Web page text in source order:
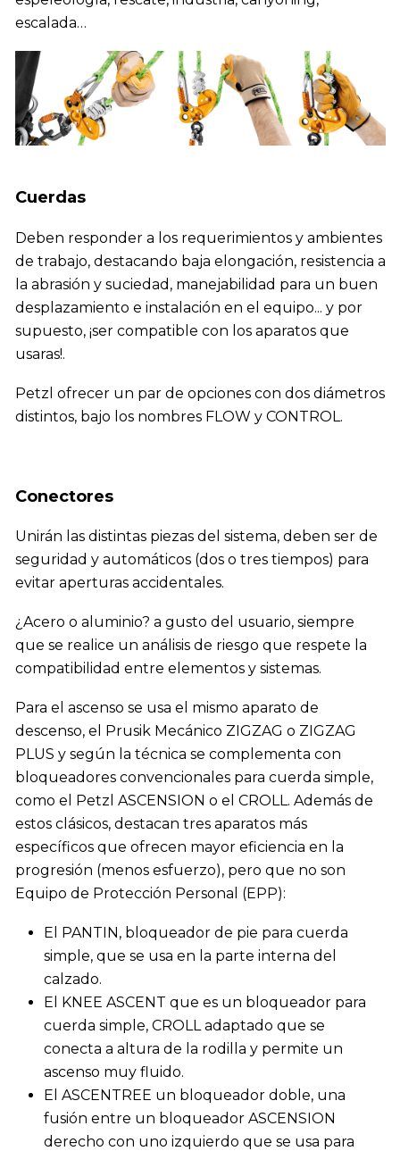
escalada…
Cuerdas
Deben responder a los requerimientos y ambientes
de trabajo, destacando baja elongación, resistencia a
la abrasión y suciedad, manejabilidad para un buen
desplazamiento e instalación en el equipo... y por
supuesto, ¡ser compatible con los aparatos que
usaras!.
Petzl ofrecer un par de opciones con dos diámetros
distintos, bajo los nombres FLOW y CONTROL.
Conectores
Unirán las distintas piezas del sistema, deben ser de
seguridad y automáticos (dos o tres tiempos) para
evitar aperturas accidentales.
¿Acero o aluminio? a gusto del usuario, siempre
que se realice un análisis de riesgo que respete la
compatibilidad entre elementos y sistemas.
Para el ascenso se usa el mismo aparato de
descenso, el Prusik Mecánico ZIGZAG o ZIGZAG
PLUS y según la técnica se complementa con
bloqueadores convencionales para cuerda simple,
como el Petzl ASCENSION o el CROLL. Además de
estos clásicos, destacan tres aparatos más
específicos que ofrecen mayor eficiencia en la
progresión (menos esfuerzo), pero que no son
Equipo de Protección Personal (EPP):
El PANTIN, bloqueador de pie para cuerda
simple, que se usa en la parte interna del
calzado.
El KNEE ASCENT que es un bloqueador para
cuerda simple, CROLLadaptado que se
conecta a altura de la rodilla y permite un
ascenso muy fluido.
El ASCENTREE un bloqueador doble, una
fusión entre un bloqueador ASCENSION
derecho con uno izquierdo que se usa para